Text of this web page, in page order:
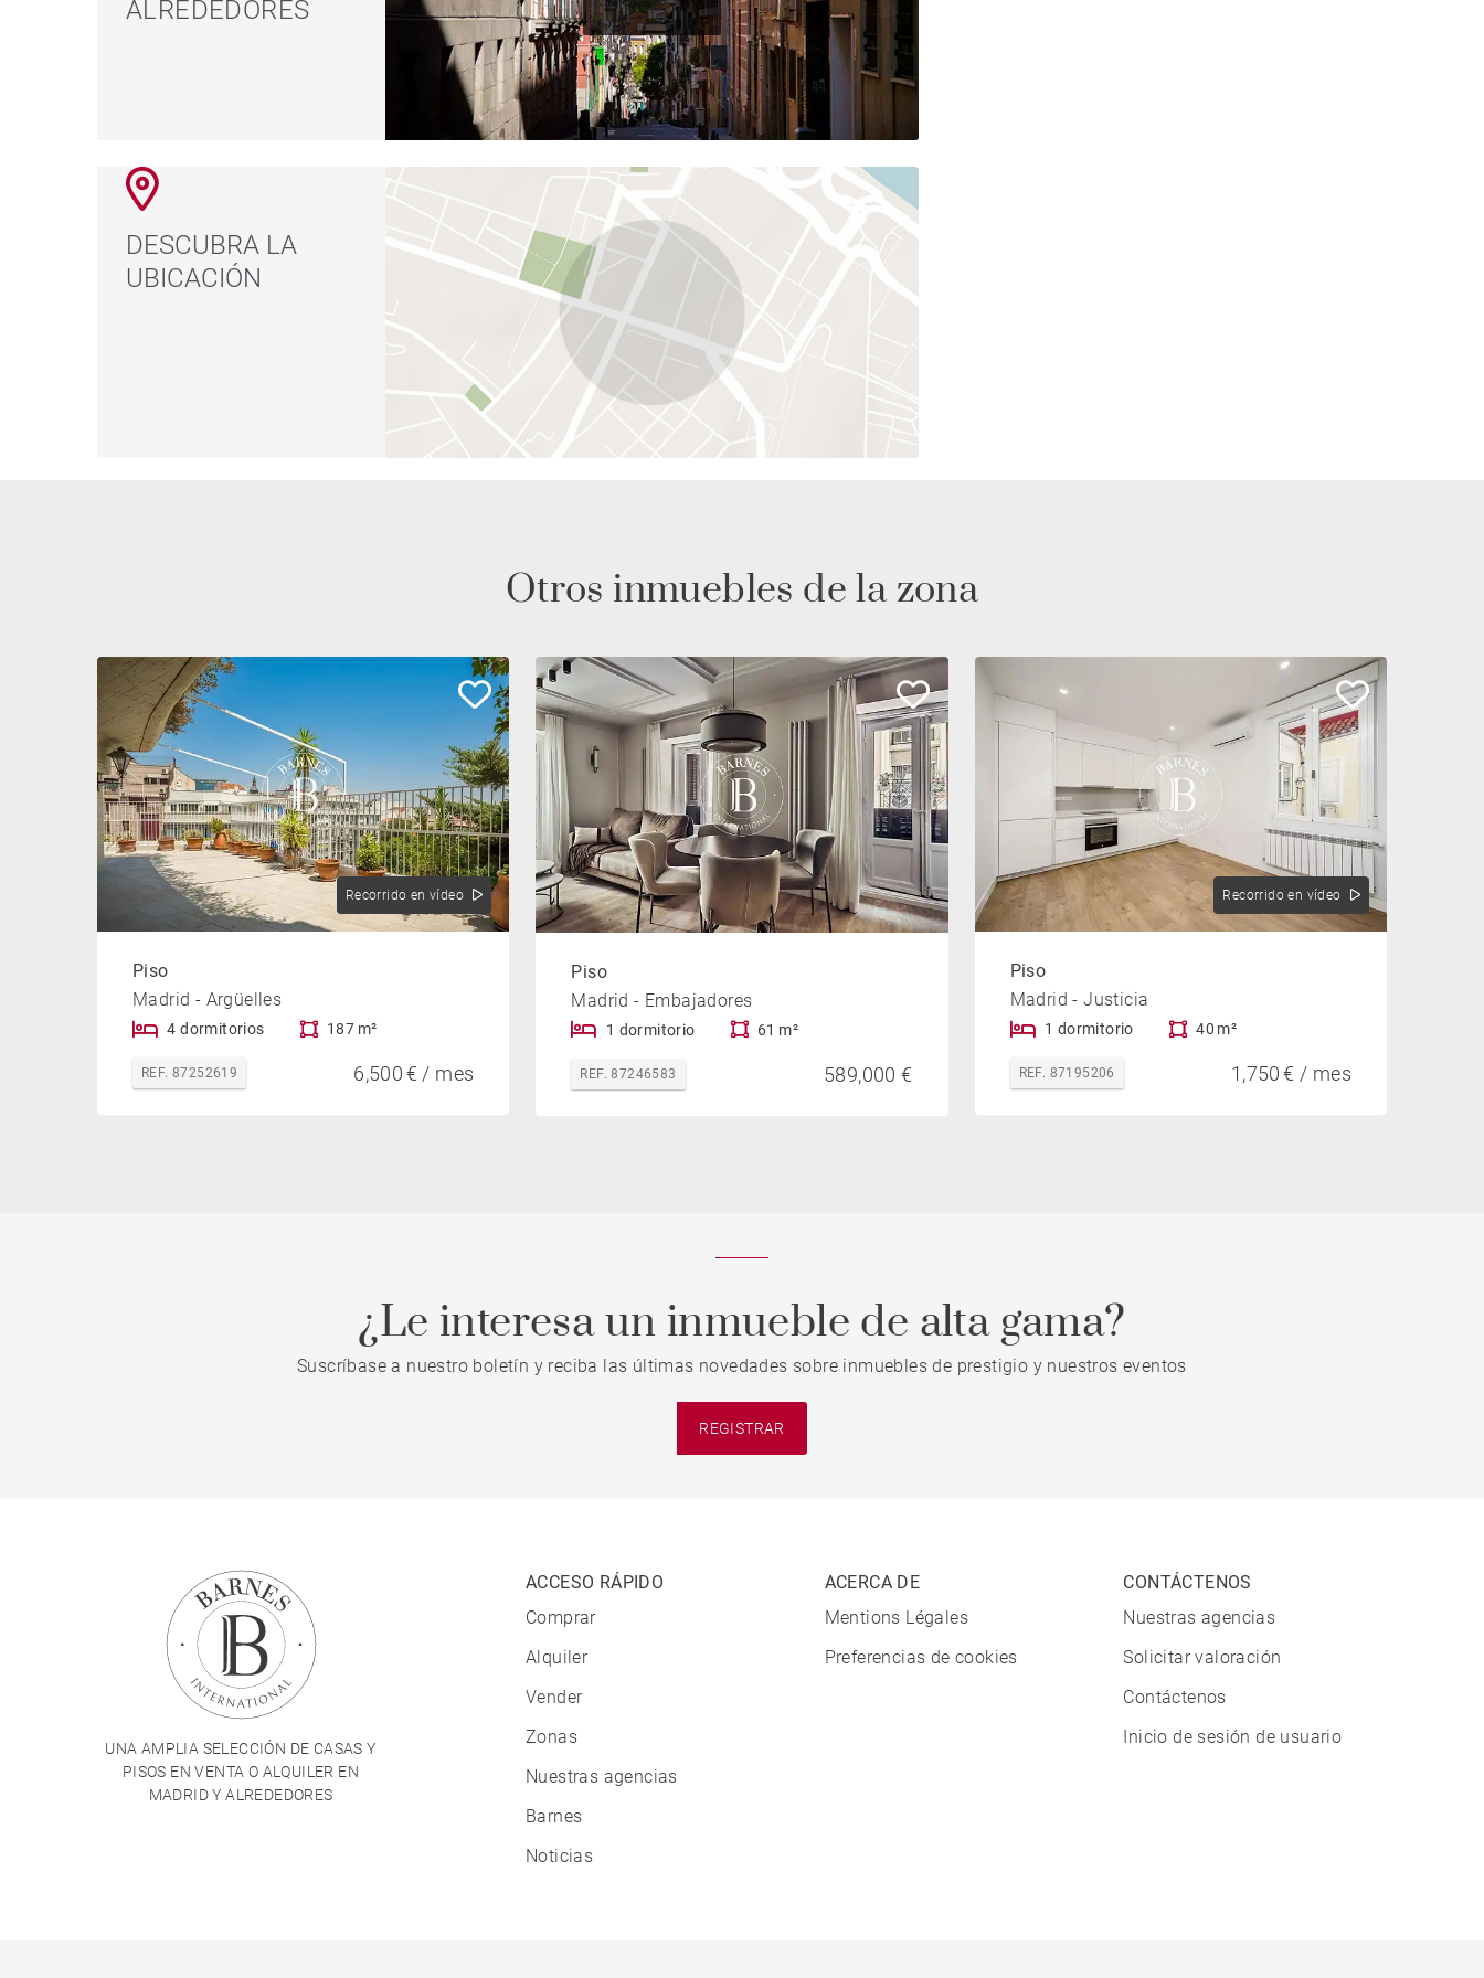
ALREDEDORES
DESCUBRA LA
UBICACIÓN
Otros inmuebles de la zona
Recorrido en vídeo
Piso
Madrid - Argüelles
4 dormitorios 187 m²
REF. 87252619 6,500 € / mes
Piso
Madrid - Embajadores
1 dormitorio 61 m²
REF. 87246583 589,000 €
Recorrido en vídeo
Piso
Madrid - Justicia
1 dormitorio 40 m²
REF. 87195206 1,750 € / mes
¿Le interesa un inmueble de alta gama?
Suscríbase a nuestro boletín y reciba las últimas novedades sobre inmuebles de prestigio y nuestros eventos
REGISTRAR
UNA AMPLIA SELECCIÓN DE CASAS Y
PISOS EN VENTA O ALQUILER EN
MADRID Y ALREDEDORES
ACCESO RÁPIDO
Comprar
Alquiler
Vender
Zonas
Nuestras agencias
Barnes
Noticias
ACERCA DE
Mentions Légales
Preferencias de cookies
CONTÁCTENOS
Nuestras agencias
Solicitar valoración
Contáctenos
Inicio de sesión de usuario